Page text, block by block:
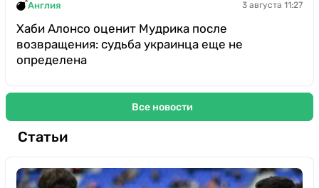
Англия 3 августа 11:27
Хаби Алонсо оценит Мудрика после
возвращения: судьба украинца еще не
определена
Все новости
Статьи